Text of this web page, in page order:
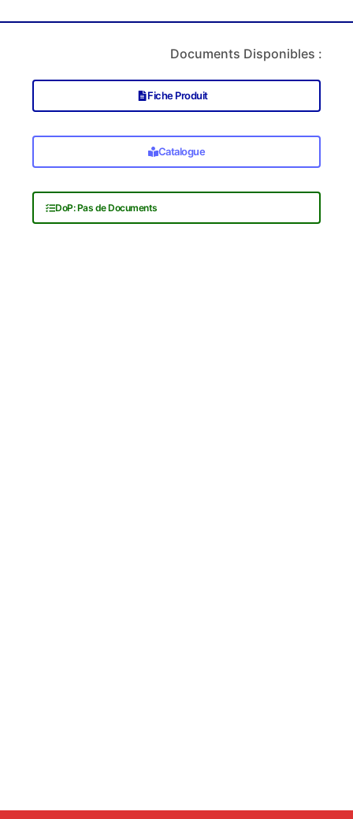
Documents Disponibles :
Fiche Produit
Catalogue
DoP: Pas de Documents